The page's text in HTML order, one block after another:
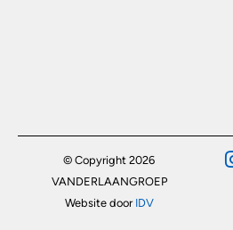
© Copyright 2026
VANDERLAANGROEP
Website door IDV